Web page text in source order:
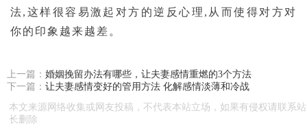
法,这样很容易激起对方的逆反心理,从而使得对方对
你的印象越来越差。
上一篇： 婚姻挽留办法有哪些，让夫妻感情重燃的3个方法
下一篇： 让夫妻感情变好的管用方法 化解感情淡薄和冷战
本文来源网络收集或网友投稿，不代表本站立场，如果有侵权请联系站
长删除